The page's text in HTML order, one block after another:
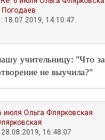
Погодаев
18.07.2019, 14:10:47
учительницу: "Что за
не выучила?"
июля Ольга Флярковская
16:48:07